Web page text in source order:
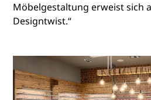
Möbelgestaltung erweist sich
Designtwist.“